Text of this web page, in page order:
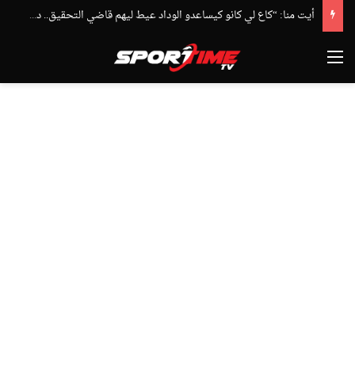
أيت منا: “كاع لي كانو كيساعدو الوداد عيط ليهم قاضي التحقيق.. دابا حتى شي واحد ما بقا باغي يعاون”
القائمة